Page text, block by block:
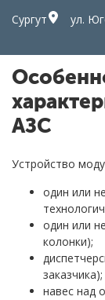
Сургут
ул.
АЗС
Устройство
один или
один или
колонки);
заказчика);
навес над